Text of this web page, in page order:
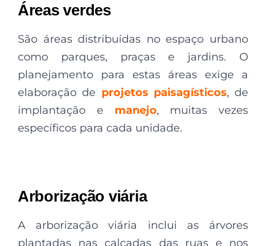
Áreas verdes
São áreas distribuídas no espaço urbano
como parques, praças e jardins. O
planejamento para estas áreas exige a
elaboração de projetos paisagísticos, de
implantação e manejo, muitas vezes
específicos para cada unidade.
Arborização viária
A arborização viária inclui as árvores
plantadas nas calçadas das ruas e nos